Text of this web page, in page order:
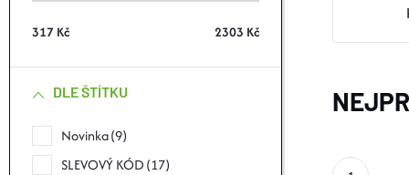
R
317 Kč 2303 Kč
DLE ŠTÍTKU
Novinka 9
SLEVOVÝ KÓD 17